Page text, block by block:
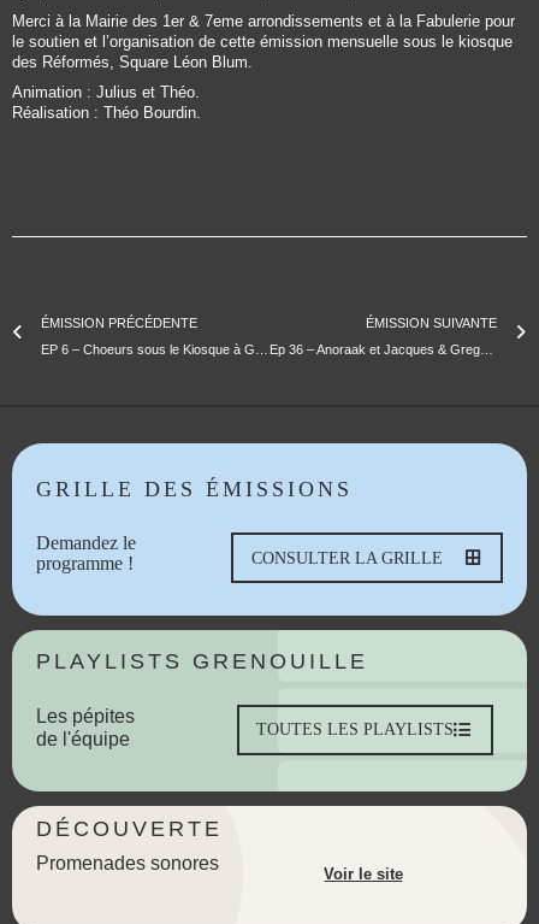
Merci à la Mairie des 1er & 7eme arrondissements et à la Fabulerie pour
le soutien et l’organisation de cette émission mensuelle sous le kiosque
des Réformés, Square Léon Blum.
Animation : Julius et Théo.
Réalisation : Théo Bourdin.
ÉMISSION PRÉCÉDENTE
ÉMISSION SUIVANTE
Ep 36 – Anoraak et Jacques & Gregory – Bienvenue Au Club
GRILLE DES ÉMISSIONS
Demandez le
programme !
CONSULTER LA GRILLE
PLAYLISTS GRENOUILLE
Les pépites
de l'équipe
TOUTES LES PLAYLISTS
DÉCOUVERTE
Promenades sonores
Voir le site